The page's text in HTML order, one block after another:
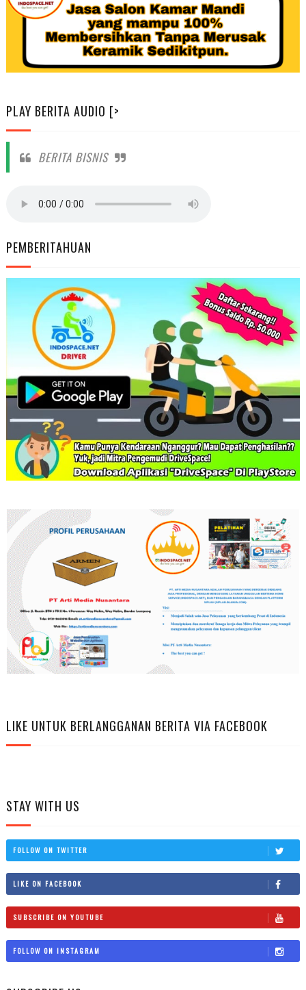
PLAY BERITA AUDIO [>
BERITA BISNIS
PEMBERITAHUAN
LIKE UNTUK BERLANGGANAN BERITA VIA FACEBOOK
STAY WITH US
FOLLOW ON TWITTER
LIKE ON FACEBOOK
SUBSCRIBE ON YOUTUBE
FOLLOW ON INSTAGRAM